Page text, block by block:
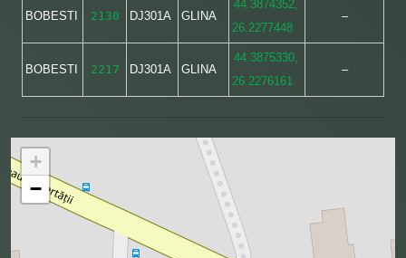
BOBESTI 2130 DJ301A GLINA
44.3874352,
26.2277448
–
BOBESTI 2217 DJ301A GLINA
44.3875330,
26.2276161
–
+
−